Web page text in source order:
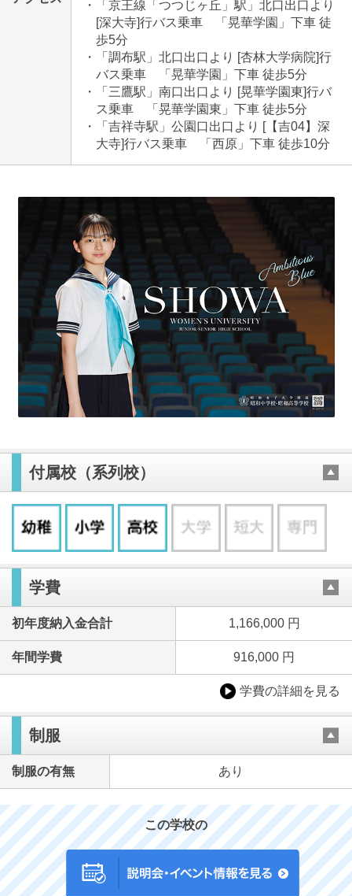
・「京王線「つつじヶ丘」駅」北口出口より
[深大寺]行バス乗車 「晃華学園」下車 徒
歩5分
・「調布駅」北口出口より [杏林大学病院]行
バス乗車 「晃華学園」下車 徒歩5分
・「三鷹駅」南口出口より [晃華学園東]行バ
ス乗車 「晃華学園東」下車 徒歩5分
・「吉祥寺駅」公園口出口より [【吉04】深
大寺]行バス乗車 「西原」下車 徒歩10分
付属校（系列校）
学費
初年度納入金合計 1,166,000 円
年間学費 916,000 円
学費の詳細を見る
制服
制服の有無 あり
この学校の